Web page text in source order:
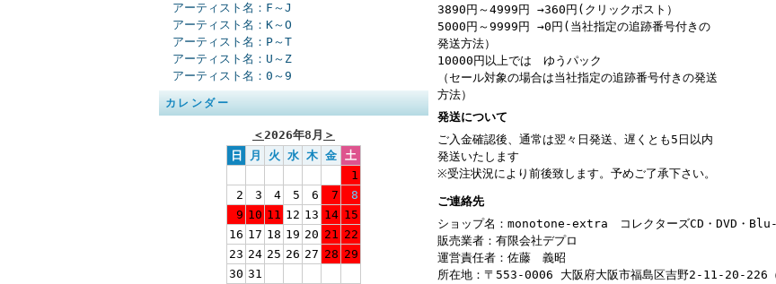
アーティスト名：F～J
アーティスト名：K～O
アーティスト名：P～T
アーティスト名：U～Z
アーティスト名：0～9
カレンダー
＜2026年8月 ＞
日
月 火 水 木 金 土
1
2
3 4 5 6 7
8
9 10 11 12 13 14 15
16 17 18 19 20 21 22
23 24 25 26 27 28 29
30 31
3890円～4999円 →360円(クリックポスト）
5000円～9999円 →0円(当社指定の追跡番号付きの
発送方法）
10000円以上では ゆうパック
（セール対象の場合は当社指定の追跡番号付きの発送
方法）
発送について
ご入金確認後、通常は翌々日発送、遅くとも5日以内
発送いたします
※受注状況により前後致します。予めご了承下さい。
ご連絡先
ショップ名：monotone-extra コレクターズCD・DVD・
販売業者：有限会社デプロ
運営責任者：佐藤 義昭
所在地：〒553-0006 大阪府大阪市福島区吉野2-11-20-226（